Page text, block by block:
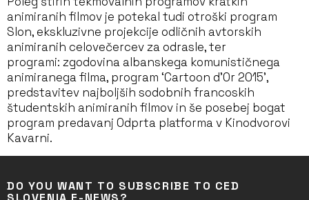
animiranih filmov je potekal tudi otroški program
Slon, ekskluzivne projekcije odličnih avtorskih
animiranih celovečercev za odrasle, ter
programi: zgodovina albanskega komunističnega
animiranega filma, program ‘Cartoon d’Or 2015’,
predstavitev najboljših sodobnih francoskih
študentskih animiranih filmov in še posebej bogat
program predavanj Odprta platforma v Kinodvorovi
Kavarni.
DO YOU WANT TO SUBSCRIBE TO CED